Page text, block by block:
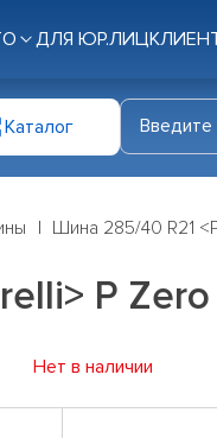
ДЛЯ ЮР.ЛИЦ
Каталог
Шина 285/40 R21
P
Нет в наличии